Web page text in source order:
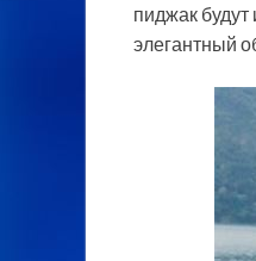
пиджак будут
элегантный